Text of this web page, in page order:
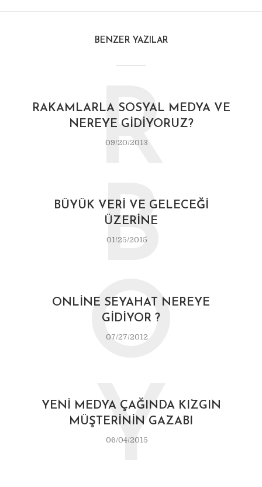
BENZER YAZILAR
RAKAMLARLA SOSYAL MEDYA VE
NEREYE GIDIYORUZ?
09/20/2013
R
BÜYÜK VERI VE GELECEĞI
ÜZERINE
01/25/2015
B
ONLINE SEYAHAT NEREYE
GIDIYOR ?
07/27/2012
O
YENI MEDYA ÇAĞINDA KIZGIN
MÜŞTERININ GAZABI
06/04/2015
Y